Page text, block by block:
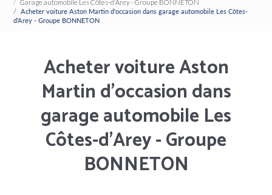
Garage automobile Les Côtes-d'Arey - Groupe BONNETON
Acheter voiture Aston Martin d'occasion dans garage automobile Les Côtes-
d'Arey - Groupe BONNETON
Acheter voiture Aston
Martin d'occasion dans
garage automobile Les
Côtes-d'Arey - Groupe
BONNETON